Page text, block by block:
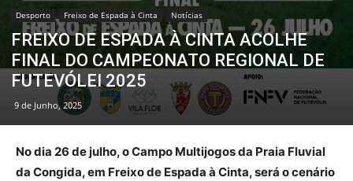
Desporto Freixo de Espada à Cinta Notícias
FREIXO DE ESPADA À CINTA ACOLHE
FINAL DO CAMPEONATO REGIONAL DE
FUTEVÓLEI 2025
9 de Junho, 2025
No dia 26 de julho, o Campo Multijogos da Praia Fluvial
da Congida, em Freixo de Espada à Cinta, será o cenário